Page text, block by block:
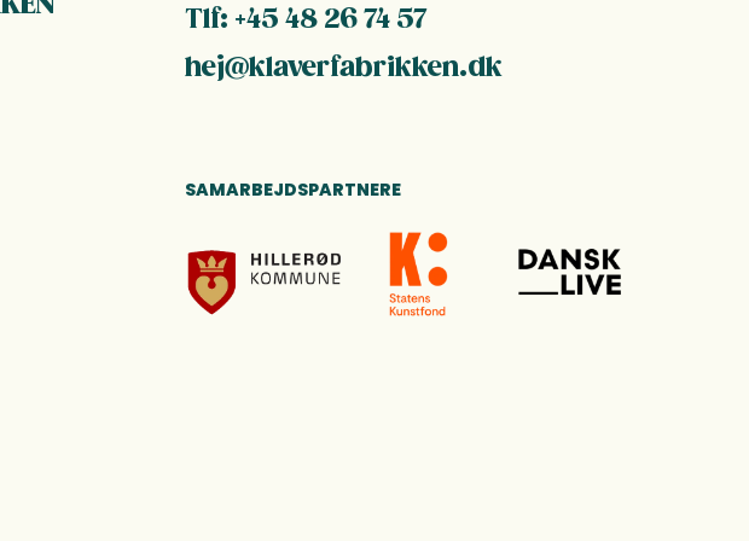
Tlf: +45 48 26 74 57
hej@klaverfabrikken.dk
SAMARBEJDSPARTNERE